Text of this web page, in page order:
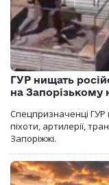
ГУР нищать
на Запорізькому
Спецпризначенці ГУР
піхоти, артилерії,
Запоріжжі.